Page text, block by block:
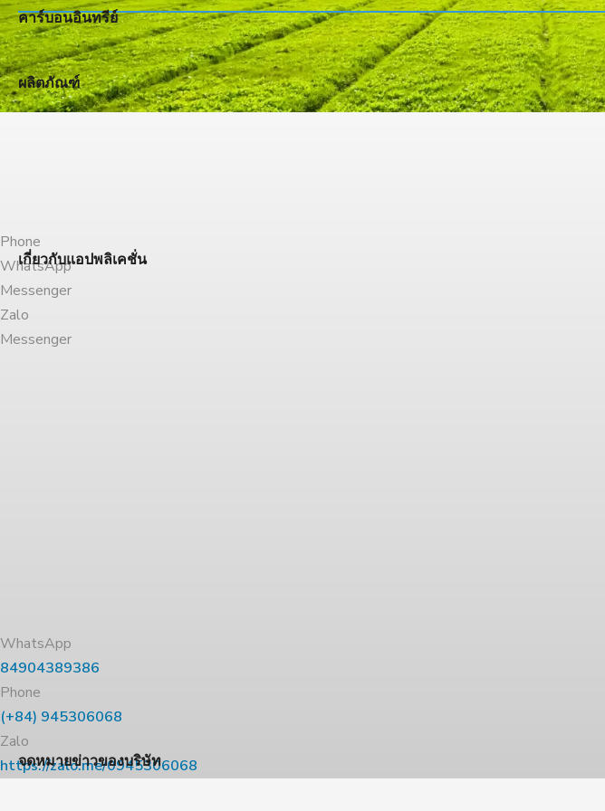
คาร์บอนอินทรีย์
ผลิตภัณฑ์
เกี่ยวกับแอปพลิเคชั่น
จดหมายข่าวของบริษัท
Phone
WhatsApp
Messenger
Zalo
Messenger
WhatsApp
84904389386
Phone
(+84) 945306068
Zalo
https://zalo.me/0945306068